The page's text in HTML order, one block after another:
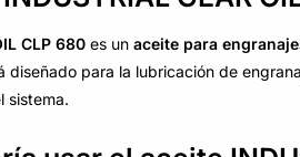
CLP 680 es unaceite para
diseñado para la lubricación de
sistema.